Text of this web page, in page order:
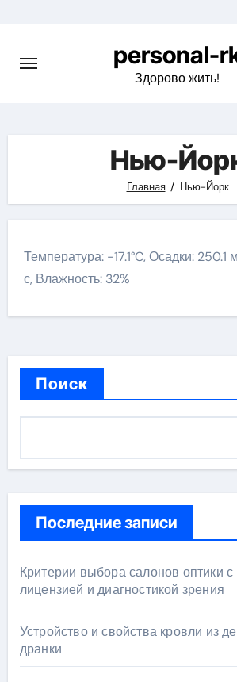
содержимому
personal-
Здорово жить!
Нью-
Главная Нью-Йорк
Температура: -17.1°C, Осадки: 250.1
с, Влажность: 32%
Поиск
Последние записи
Критерии выбора салонов оптики
лицензией и диагностикой зрения
Устройство и свойства кровли из
дранки